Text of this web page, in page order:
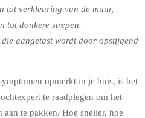
tot verkleuring van de muur,
tot donkere strepen.
aangetast wordt door opstijgend
opmerkt in je huis, is het
te raadplegen om het
te pakken. Hoe sneller, hoe